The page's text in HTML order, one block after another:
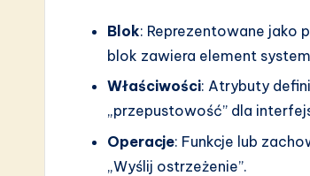
Blok: Reprezentowane jako
blok zawiera element
Właściwości: Atrybuty
„przepustowość” dla
Operacje: Funkcje lub
„Wyślij ostrzeżenie”.